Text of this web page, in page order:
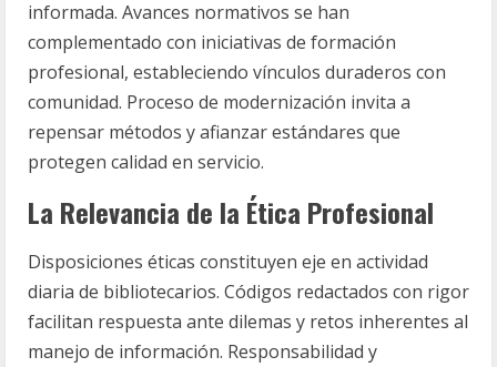
informada. Avances normativos se han
complementado con iniciativas de formación
profesional, estableciendo vínculos duraderos con
comunidad. Proceso de modernización invita a
repensar métodos y afianzar estándares que
protegen calidad en servicio.
La Relevancia de la Ética Profesional
Disposiciones éticas constituyen eje en actividad
diaria de bibliotecarios. Códigos redactados con rigor
facilitan respuesta ante dilemas y retos inherentes al
manejo de información. Responsabilidad y